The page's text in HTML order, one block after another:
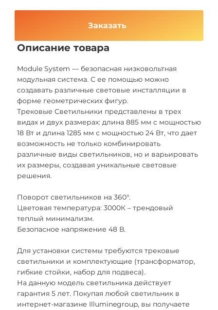
Заказать
Описание товара
Module System — безопасная низковольтная
модульная система. С ее помощью можно
создавать различные световые инсталляции в
форме геометрических фигур.
Трековые Светильники представлены в трех
видах и двух размерах: длина 885 мм с мощностью
18 Вт и длина 1285 мм с мощностью 24 Вт, что дает
возможность не только комбинировать
различные виды светильников, но и варьировать
их размеры, создавая уникальные световые
решения.
Поворот светильников на 360°.
Цветовая температура: 3000К – трендовый
теплый минимализм.
Безопасное напряжение 48 В.
Для установки системы требуются трековые
светильники и комплектующие (трансформатор,
гибкие стойки, набор для подвеса).
На данную модель светильника действует
гарантия 5 лет. Покупая любой светильник в
интернет-магазине Illuminegroup, вы получаете